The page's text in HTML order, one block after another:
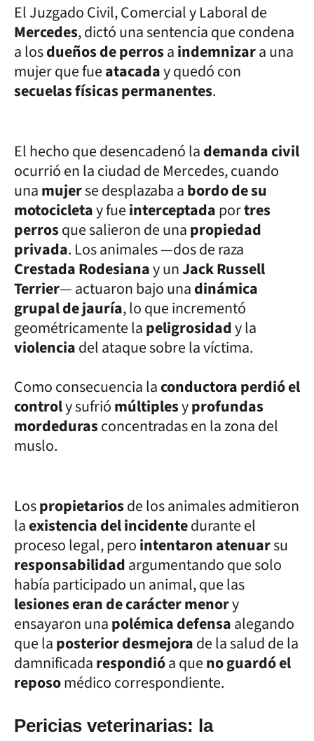
El Juzgado Civil, Comercial y Laboral de
Mercedes, dictó una sentencia que condena
a losdueños de perrosaindemnizara una
mujer que fueatacaday quedó con
secuelas físicas permanentes.
El hecho que desencadenó lademanda civil
ocurrió en la ciudad de Mercedes, cuando
unamujerse desplazaba abordo de su
motocicletay fueinterceptadaportres
perrosque salieron de unapropiedad
privada. Los animales —dos de raza
Crestada Rodesianay unJack Russell
Terrier— actuaron bajo unadinámica
grupal de jauría, lo que incrementó
geométricamente lapeligrosidady la
violenciadel ataque sobre la víctima.
Como consecuencia laconductora perdió el
controly sufriómúltiplesyprofundas
mordedurasconcentradas en la zona del
muslo.
Lospropietariosde los animales admitieron
laexistencia del incidentedurante el
proceso legal, perointentaron atenuarsu
responsabilidadargumentando que solo
había participado un animal, que las
lesiones eran de carácter menory
ensayaron unapolémica defensaalegando
que laposterior desmejorade la salud de la
damnificadarespondióa queno guardó el
reposomédico correspondiente.
Pericias veterinarias: la